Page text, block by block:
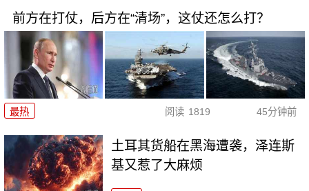
前方在打仗，后方在“清场”，这仗还怎么打？
最热 阅读 1819 45分钟前
土耳其货船在黑海遭袭，泽连斯
基又惹了大麻烦